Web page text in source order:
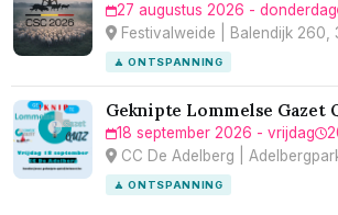
27 augustus 2026 - donderdag
Festivalweide | Balendijk 260,
🧘 ONTSPANNING
Geknipte Lommelse Gazet
18 september 2026 - vrijdag
CC De Adelberg |
🧘 ONTSPANNING